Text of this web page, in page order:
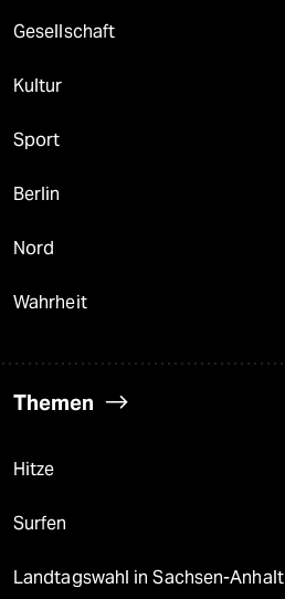
Gesellschaft
Kultur
Sport
Berlin
Nord
Wahrheit
Themen
Hitze
Surfen
Landtagswahl in Sachsen-Anhalt